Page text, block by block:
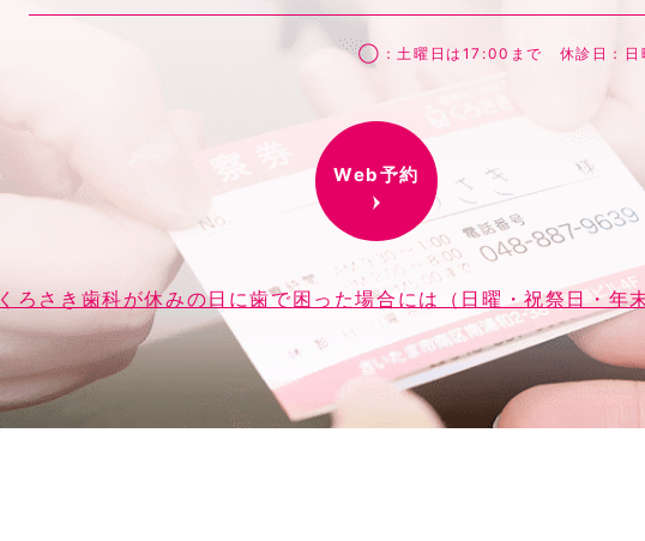
◯：土曜日は17:00まで 休診日：日
Web予約
くろさき歯科が休みの日に歯で困った場合には（日曜・祝祭日・年